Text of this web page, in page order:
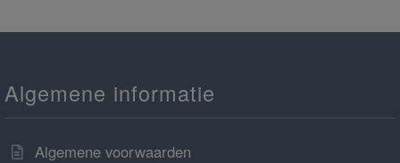
Algemene informatie
Algemene voorwaarden